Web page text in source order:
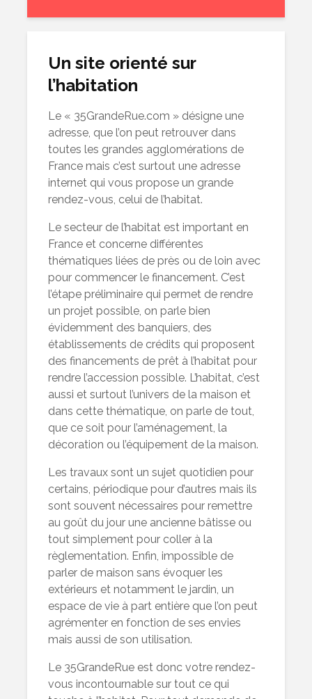
Un site orienté sur
l’habitation
Le « 35GrandeRue.com » désigne une
adresse, que l’on peut retrouver dans
toutes les grandes agglomérations de
France mais c’est surtout une adresse
internet qui vous propose un grande
rendez-vous, celui de l’habitat.
Le secteur de l’habitat est important en
France et concerne différentes
thématiques liées de près ou de loin avec
pour commencer le financement. C’est
l’étape préliminaire qui permet de rendre
un projet possible, on parle bien
évidemment des banquiers, des
établissements de crédits qui proposent
des financements de prêt à l’habitat pour
rendre l’accession possible. L’habitat, c’est
aussi et surtout l’univers de la maison et
dans cette thématique, on parle de tout,
que ce soit pour l’aménagement, la
décoration ou l’équipement de la maison.
Les travaux sont un sujet quotidien pour
certains, périodique pour d’autres mais ils
sont souvent nécessaires pour remettre
au goût du jour une ancienne bâtisse ou
tout simplement pour coller à la
règlementation. Enfin, impossible de
parler de maison sans évoquer les
extérieurs et notamment le jardin, un
espace de vie à part entière que l’on peut
agrémenter en fonction de ses envies
mais aussi de son utilisation.
Le 35GrandeRue est donc votre rendez-
vous incontournable sur tout ce qui